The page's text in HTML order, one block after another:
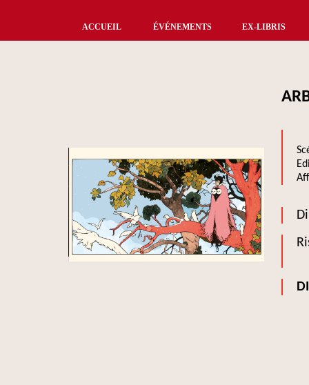
ACCUEIL ÉVÉNEMENTS EX-LIBRIS